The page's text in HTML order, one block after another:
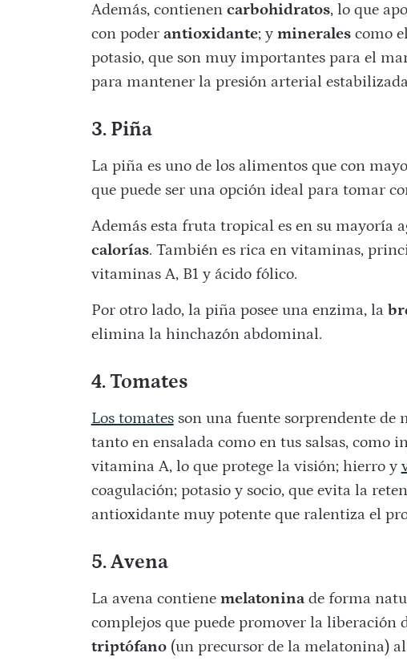
Además, contienen carbohidratos, lo que
con poder antioxidante; y mineralescomo
potasio, que son muy importantes para el
para mantener la presión arterial
3. Piña
La piña es uno de los alimentos que con
que puede ser una opción ideal para tomar
Además esta fruta tropical es en su mayoría
calorías. También es rica en vitaminas,
vitaminas A, B1 y ácido fólico.
Por otro lado, la piña posee una enzima, la
elimina la hinchazón abdominal.
4. Tomates
Los tomatesson una fuente sorprendente de
tanto en ensalada como en tus salsas, como
vitamina A, lo que protege la visión; hierro y
coagulación; potasio y socio, que evita la
antioxidante muy potente que ralentiza el
5. Avena
La avena contiene melatoninade forma
complejos que puede promover la
triptófano(un precursor de la melatonina) al